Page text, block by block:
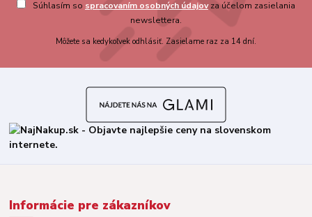
Súhlasím so spracovaním osobných údajovza účelom zasielania
newslettera.
Môžete sa kedykoľvek odhlásiť. Zasielame raz za 14 dní.
Informácie pre zákazníkov